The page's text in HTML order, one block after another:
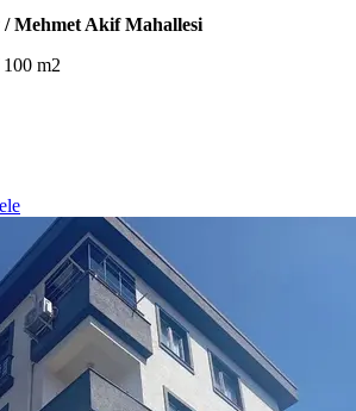
Mehmet Akif Mahallesi
100 m2